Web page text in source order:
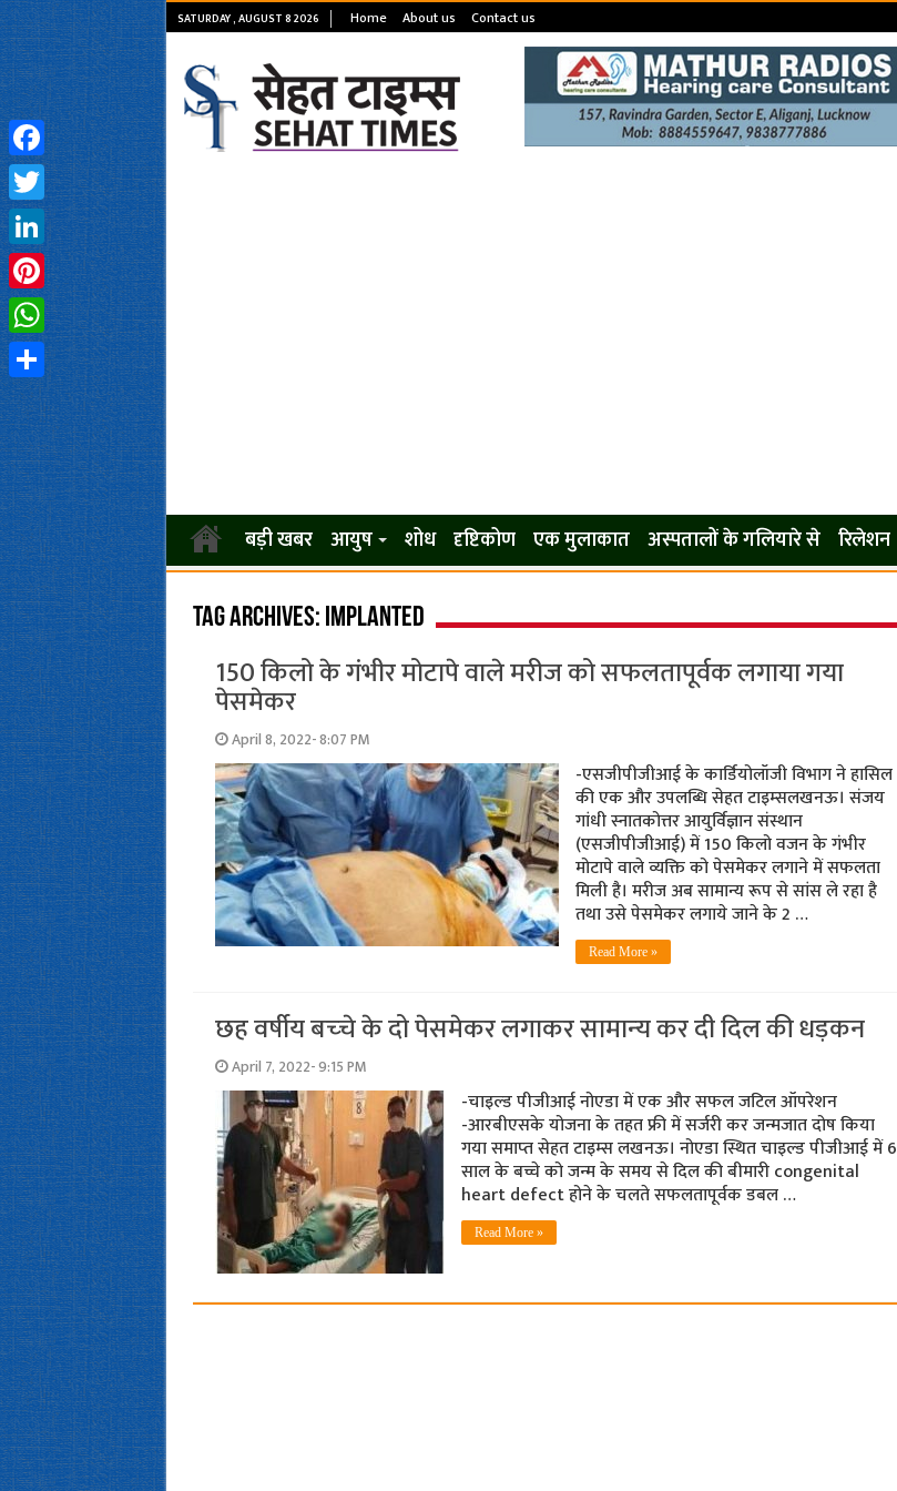
SATURDAY , AUGUST 8 2026 Home About us Contact us
बड़ी खबर आयुष शोध दृष्टिकोण एक मुलाकात अस्पतालों के गलियारे से रिलेशन
Tag Archives: implanted
150 किलो के गंभीर मोटापे वाले मरीज को सफलतापूर्वक लगाया गया
पेसमेकर
April 8, 2022- 8:07 PM
-एसजीपीजीआई के कार्डियोलॉजी विभाग ने हासिल
की एक और उपलब्धि सेहत टाइम्‍सलखनऊ। संजय
गांधी स्नातकोत्तर आयुर्विज्ञान संस्थान
(एसजीपीजीआई) में 150 किलो वजन के गंभीर
मोटापे वाले व्यक्ति को पेसमेकर लगाने में सफलता
मिली है। मरीज अब सामान्य रूप से सांस ले रहा है
तथा उसे पेसमेकर लगाये जाने के 2 …
Read More »
छह वर्षीय बच्‍चे के दो पेसमेकर लगाकर सामान्‍य कर दी दिल की धड़कन
April 7, 2022- 9:15 PM
-चाइल्‍ड पीजीआई नोएडा में एक और सफल जटिल ऑपरेशन
-आरबीएसके योजना के तहत फ्री में सर्जरी कर जन्‍मजात दोष किया
गया समाप्‍त सेहत टाइम्‍स लखनऊ। नोएडा स्थित चाइल्‍ड पीजीआई में 6
साल के बच्चे को जन्‍म के समय से दिल की बीमारी congenital
heart defect होने के चलते सफलतापूर्वक डबल …
Read More »
Facebook
Twitter
LinkedIn
Pinterest
WhatsApp
Share